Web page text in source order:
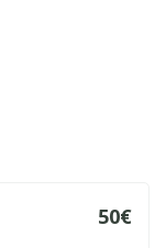
50€